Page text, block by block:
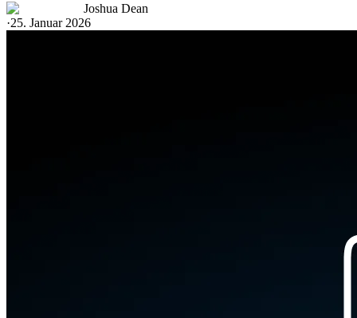
Joshua Dean
·25. Januar 2026